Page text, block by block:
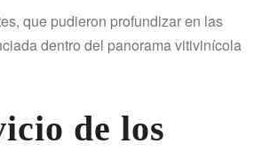
que pudieron profundizar en las
dentro del panorama vitivinícola
de los